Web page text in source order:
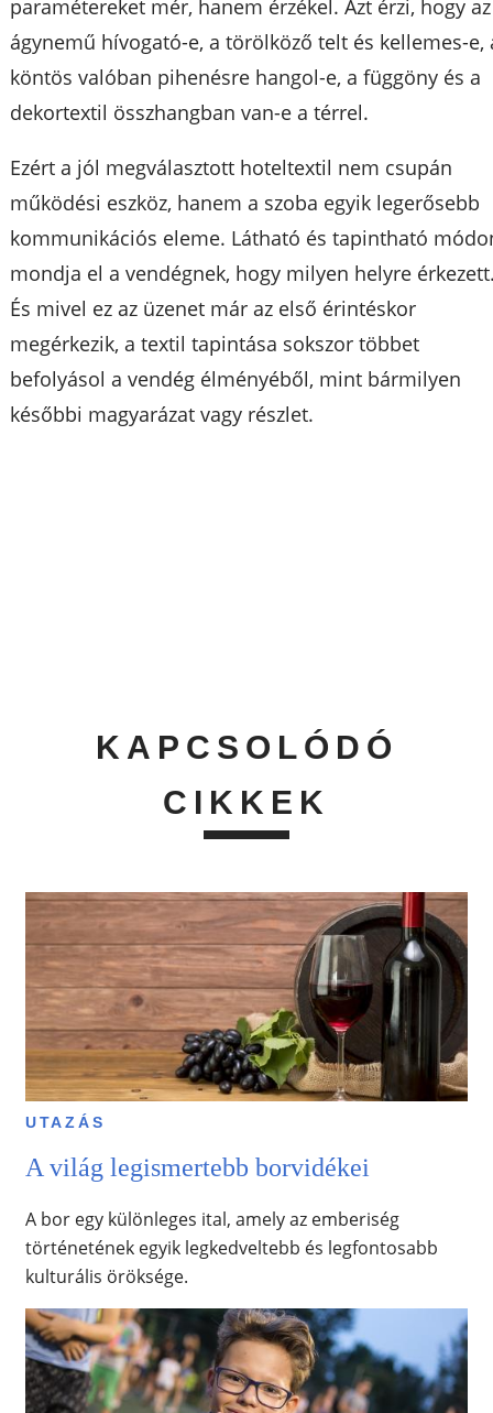
paramétereket mér, hanem érzékel. Azt érzi, hogy az
ágynemű hívogató-e, a törölköző telt és kellemes-e,
köntös valóban pihenésre hangol-e, a függöny és a
dekortextil összhangban van-e a térrel.
Ezért a jól megválasztott hoteltextil nem csupán
működési eszköz, hanem a szoba egyik legerősebb
kommunikációs eleme. Látható és tapintható
mondja el a vendégnek, hogy milyen helyre
És mivel ez az üzenet már az első érintéskor
megérkezik, a textil tapintása sokszor többet
befolyásol a vendég élményéből, mint bármilyen
későbbi magyarázat vagy részlet.
KAPCSOLÓDÓ
CIKKEK
UTAZÁS
A világ legismertebb borvidékei
A bor egy különleges ital, amely az emberiség
történetének egyik legkedveltebb és legfontosabb
kulturális öröksége.